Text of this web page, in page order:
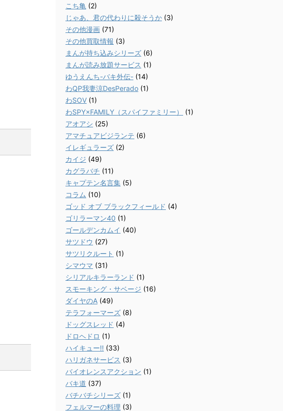
こち亀 (2)
じゃあ、君の代わりに殺そうか (3)
その他漫画 (71)
その他買取情報 (3)
まんが持ち込みシリーズ (6)
まんが読み放題サービス (1)
ゆうえんち-バキ外伝- (14)
わQP我妻涼DesPerado (1)
わSOV (1)
わSPY×FAMILY（スパイファミリー）
(1)
アオアシ (25)
アマチュアビジランテ (6)
イレギュラーズ (2)
カイジ (49)
カグラバチ (11)
キャプテン名言集 (5)
コラム (10)
ゴッド オブ ブラックフィールド (4)
ゴリラーマン40 (1)
ゴールデンカムイ (40)
サツドウ (27)
サツリクルート (1)
シマウマ (31)
シリアルキラーランド (1)
スモーキング・サベージ (16)
ダイヤのA (49)
テラフォーマーズ (8)
ドッグスレッド (4)
ドロヘドロ (1)
ハイキュー!! (33)
ハリガネサービス (3)
バイオレンスアクション (1)
バキ道 (37)
バチバチシリーズ (1)
フェルマーの料理 (3)